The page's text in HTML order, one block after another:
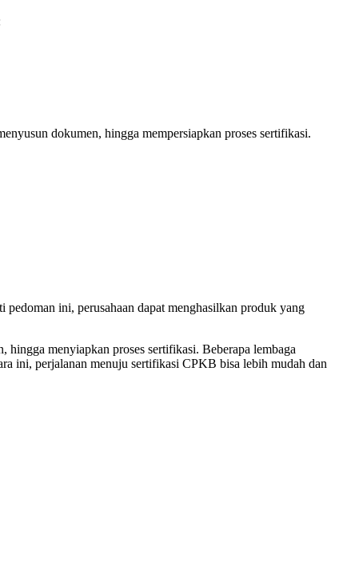
dokumen, hingga mempersiapkan proses sertifikasi.
ini, perusahaan dapat menghasilkan produk yang
menyiapkan proses sertifikasi. Beberapa lembaga
ini, perjalanan menuju sertifikasi CPKB bisa lebih mudah dan